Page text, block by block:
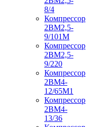
8/4
Компрессор
2ВМ2,5-
9/101М
Компрессор
2ВМ2,5-
9/220
Компрессор
2ВМ4-
12/65М1
Компрессор
2ВМ4-
13/36